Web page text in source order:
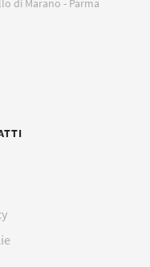
di Marano - Parma